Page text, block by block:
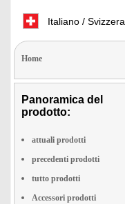
Italiano / Svizzera
Home
Panoramica del
prodotto:
attuali prodotti
precedenti prodotti
tutto prodotti
Accessori prodotti